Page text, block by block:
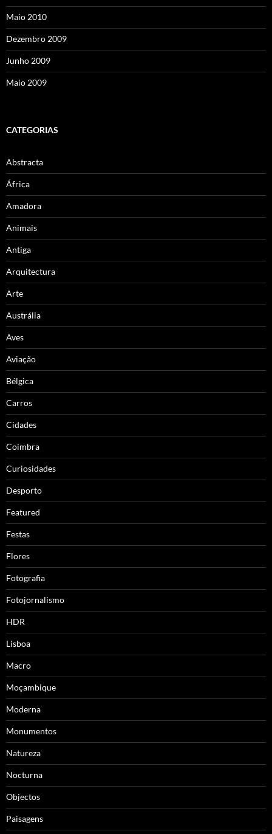
Maio 2010
Dezembro 2009
Junho 2009
Maio 2009
CATEGORIAS
Abstracta
África
Amadora
Animais
Antiga
Arquitectura
Arte
Austrália
Aves
Aviação
Bélgica
Carros
Cidades
Coimbra
Curiosidades
Desporto
Featured
Festas
Flores
Fotografia
Fotojornalismo
HDR
Lisboa
Macro
Moçambique
Moderna
Monumentos
Natureza
Nocturna
Objectos
Paisagens